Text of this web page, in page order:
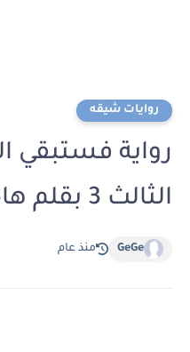
روايات شيقه
رواية فستبقي
الثالث 3 بقلم هاجر سلامه
GeGe منذ عام